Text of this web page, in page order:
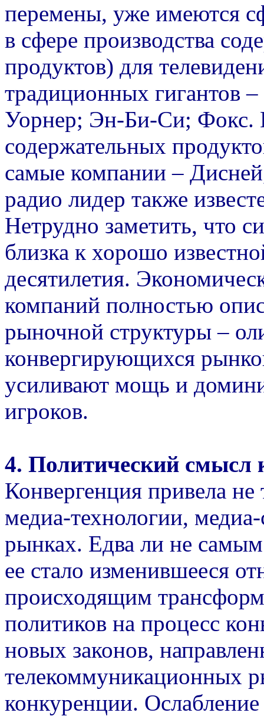
перемены, уже имеются
в сфере производства
продуктов) для
традиционных гигантов
Уорнер; Эн-Би-Си; Фокс.
содержательных
самые компании –
радио лидер также
Нетрудно заметить, что
близка к хорошо
десятилетия.
компаний полностью
рыночной структуры –
конвергирующихся
усиливают мощь и
игроков.
4. Политический смысл
Конвергенция привела
медиа-технологии,
рынках. Едва ли не
ее стало изменившееся
происходящим
политиков на процесс
новых законов,
телекоммуникационных
конкуренции.